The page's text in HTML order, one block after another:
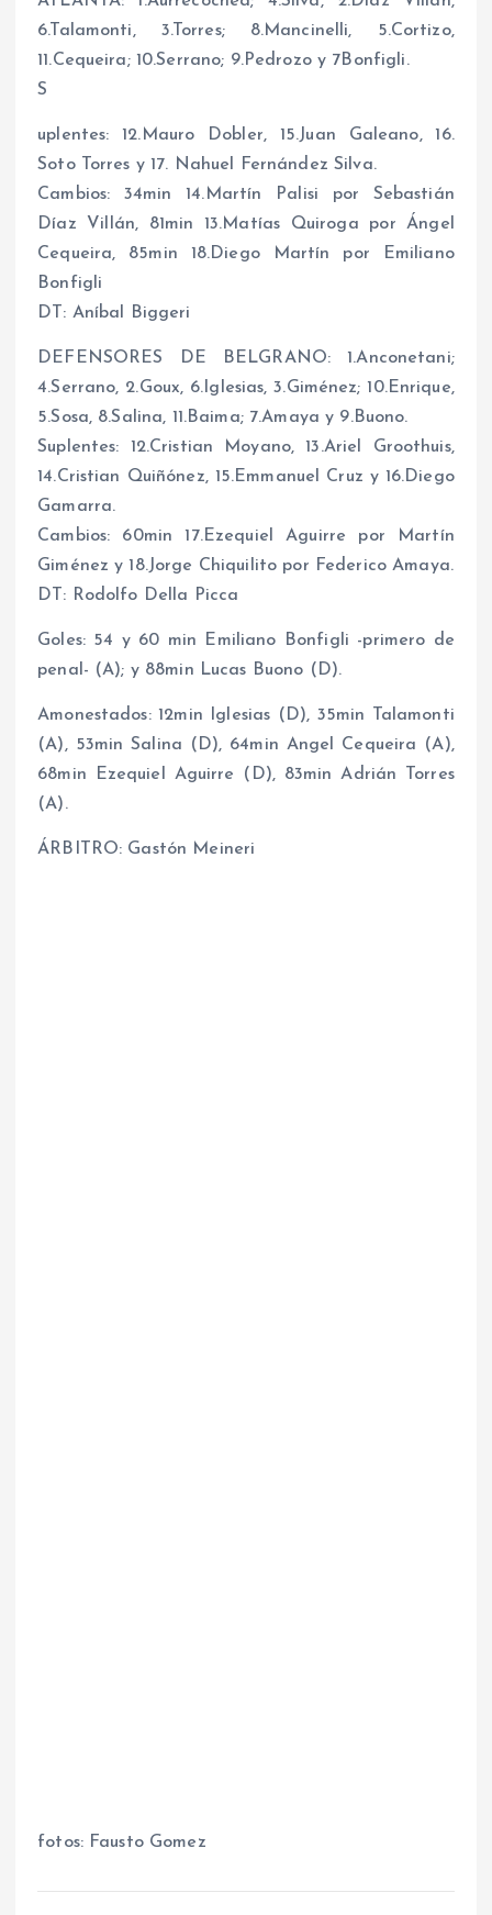
6.Talamonti, 3.Torres; 8.Mancinelli, 5.Cortizo,
11.Cequeira; 10.Serrano; 9.Pedrozo y 7Bonfigli.
S
uplentes: 12.Mauro Dobler, 15.Juan Galeano, 16.
Soto Torres y 17. Nahuel Fernández Silva.
Cambios: 34min 14.Martín Palisi por Sebastián
Díaz Villán, 81min 13.Matías Quiroga por Ángel
Cequeira, 85min 18.Diego Martín por Emiliano
Bonfigli
DT: Aníbal Biggeri
DEFENSORES DE BELGRANO: 1.Anconetani;
4.Serrano, 2.Goux, 6.Iglesias, 3.Giménez; 10.Enrique,
5.Sosa, 8.Salina, 11.Baima; 7.Amaya y 9.Buono.
Suplentes: 12.Cristian Moyano, 13.Ariel Groothuis,
14.Cristian Quiñónez, 15.Emmanuel Cruz y 16.Diego
Gamarra.
Cambios: 60min 17.Ezequiel Aguirre por Martín
Giménez y 18.Jorge Chiquilito por Federico Amaya.
DT: Rodolfo Della Picca
Goles: 54 y 60 min Emiliano Bonfigli -primero de
penal- (A); y 88min Lucas Buono (D).
Amonestados: 12min Iglesias (D), 35min Talamonti
(A), 53min Salina (D), 64min Angel Cequeira (A),
68min Ezequiel Aguirre (D), 83min Adrián Torres
(A).
ÁRBITRO: Gastón Meineri
fotos: Fausto Gomez